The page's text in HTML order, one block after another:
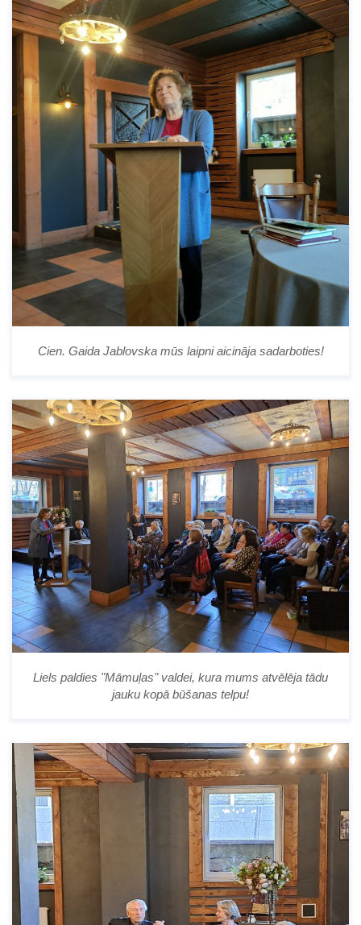
Cien. Gaida Jablovska mūs laipni aicināja sadarboties!
Liels paldies "Māmuļas" valdei, kura mums atvēlēja tādu
jauku kopā būšanas telpu!